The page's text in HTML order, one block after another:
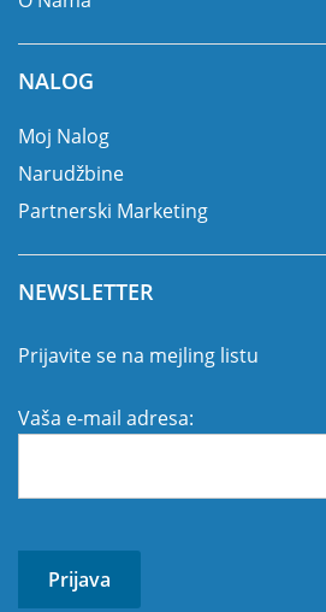
NALOG
Moj Nalog
Narudžbine
Partnerski Marketing
NEWSLETTER
Prijavite se na mejling listu
Vaša e-mail adresa: